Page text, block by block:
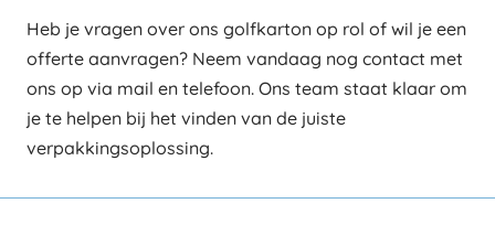
Heb je vragen over ons golfkarton op rol of wil je een
offerte aanvragen? Neem vandaag nog contact met
ons op via mail en telefoon. Ons team staat klaar om
je te helpen bij het vinden van de juiste
verpakkingsoplossing.